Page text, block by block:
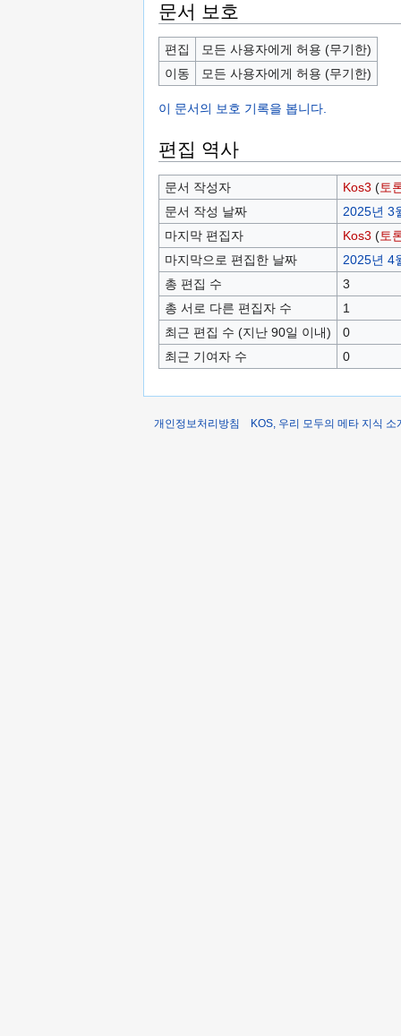
문서 보호
편집
모든 사용자에게 허용 (무기한)
이동
모든 사용자에게 허용 (무기한)
이 문서의 보호 기록을 봅니다.
편집 역사
문서 작성자 Kos3 (토
문서 작성 날짜
2025년 3
마지막 편집자
Kos3 (토
마지막으로 편집한 날짜
2025년 4
총 편집 수
3
총 서로 다른 편집자 수
1
최근 편집 수 (지난 90일 이내)
0
최근 기여자 수
0
개인정보처리방침 KOS, 우리 모두의 메타 지식 소